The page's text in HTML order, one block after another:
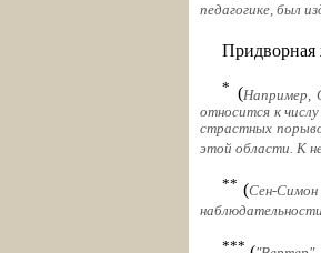
педагогике, был
Придворная
* (Например,
относится к
страстных
этой области. К
** (Сен-Симон
***